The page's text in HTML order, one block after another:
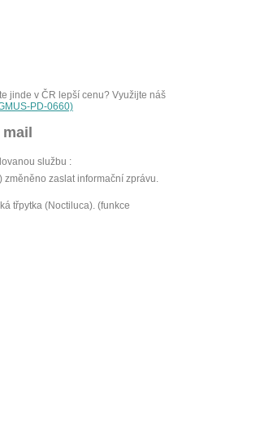
jinde v ČR lepší cenu? Využijte náš
PD-0660)
službu :
zaslat informační zprávu.
třpytka (Noctiluca). (funkce